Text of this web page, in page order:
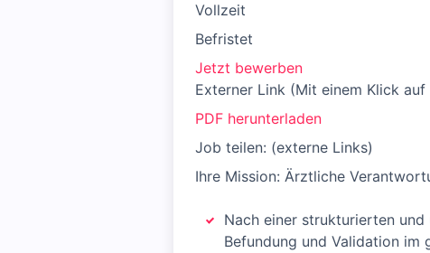
Vollzeit
Befristet
Jetzt bewerben
Externer Link (Mit einem Klick
PDF herunterladen
Job teilen: (externe Links)
Ihre Mission: Ärztliche
Nach einer strukturierten
Befundung und Validation im